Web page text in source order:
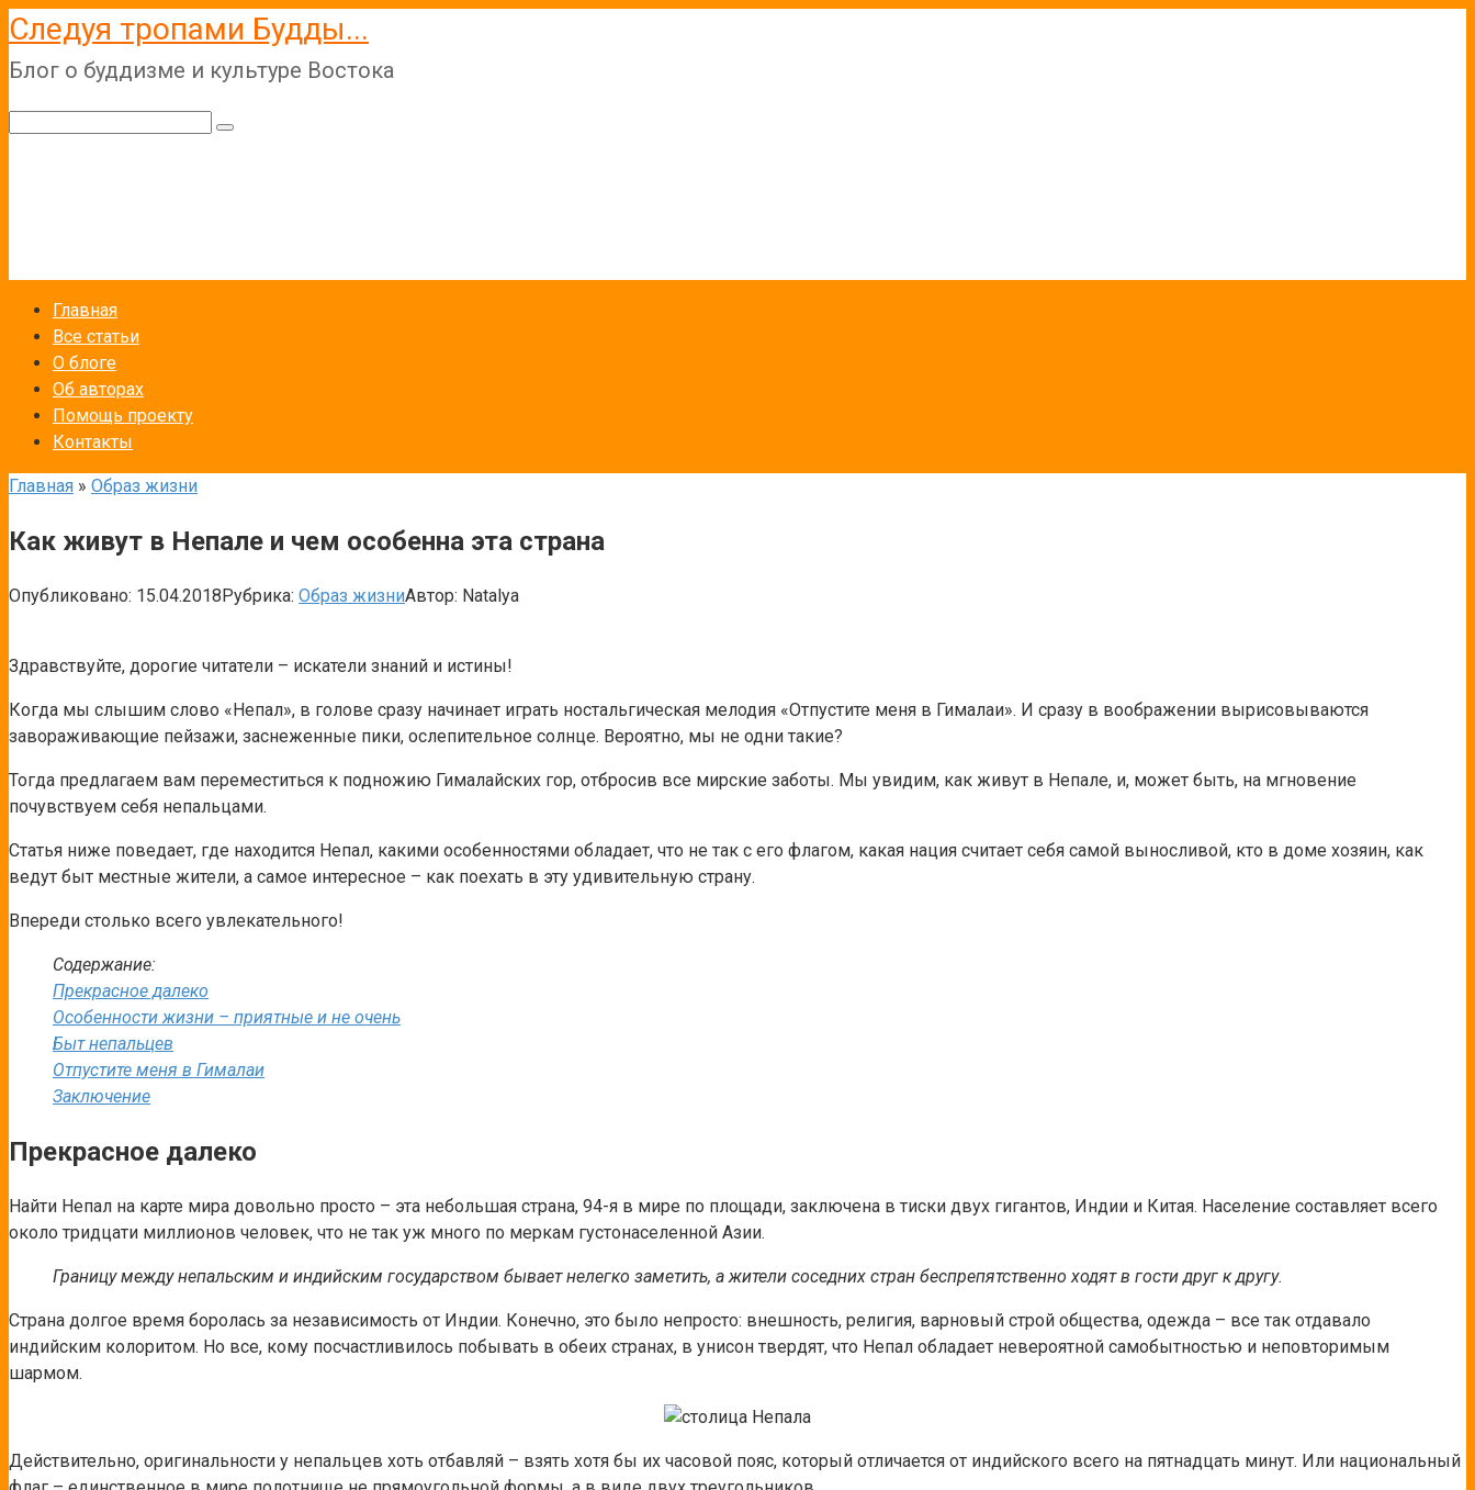
Перейти
к
контенту
Следуя тропами Будды...
Блог о буддизме и культуре Востока
Главная
Все статьи
О блоге
Об авторах
Помощь проекту
Контакты
Главная » Образ жизни
Как живут в Непале и чем особенна эта страна
Опубликовано: 15.04.2018Рубрика: Образ жизниАвтор: Natalya
Здравствуйте, дорогие читатели – искатели знаний и истины!
Когда мы слышим слово «Непал», в голове сразу начинает играть ностальгическая мелодия «Отпустите меня в Гималаи». И сразу в воображении вырисовываются
завораживающие пейзажи, заснеженные пики, ослепительное солнце. Вероятно, мы не одни такие?
Тогда предлагаем вам переместиться к подножию Гималайских гор, отбросив все мирские заботы. Мы увидим, как живут в Непале, и, может быть, на мгновение
почувствуем себя непальцами.
Статья ниже поведает, где находится Непал, какими особенностями обладает, что не так с его флагом, какая нация считает себя самой выносливой, кто в доме хозяин, как
ведут быт местные жители, а самое интересное – как поехать в эту удивительную страну.
Впереди столько всего увлекательного!
Содержание:
Прекрасное далеко
Особенности жизни – приятные и не очень
Быт непальцев
Отпустите меня в Гималаи
Заключение
Прекрасное далеко
Найти Непал на карте мира довольно просто – эта небольшая страна, 94-я в мире по площади, заключена в тиски двух гигантов, Индии и Китая. Население составляет всего
около тридцати миллионов человек, что не так уж много по меркам густонаселенной Азии.
Границу между непальским и индийским государством бывает нелегко заметить, а жители соседних стран беспрепятственно ходят в гости друг к другу.
Страна долгое время боролась за независимость от Индии. Конечно, это было непросто: внешность, религия, варновый строй общества, одежда – все так отдавало
индийским колоритом. Но все, кому посчастливилось побывать в обеих странах, в унисон твердят, что Непал обладает невероятной самобытностью и неповторимым
шармом.
Действительно, оригинальности у непальцев хоть отбавляй – взять хотя бы их часовой пояс, который отличается от индийского всего на пятнадцать минут. Или национальный